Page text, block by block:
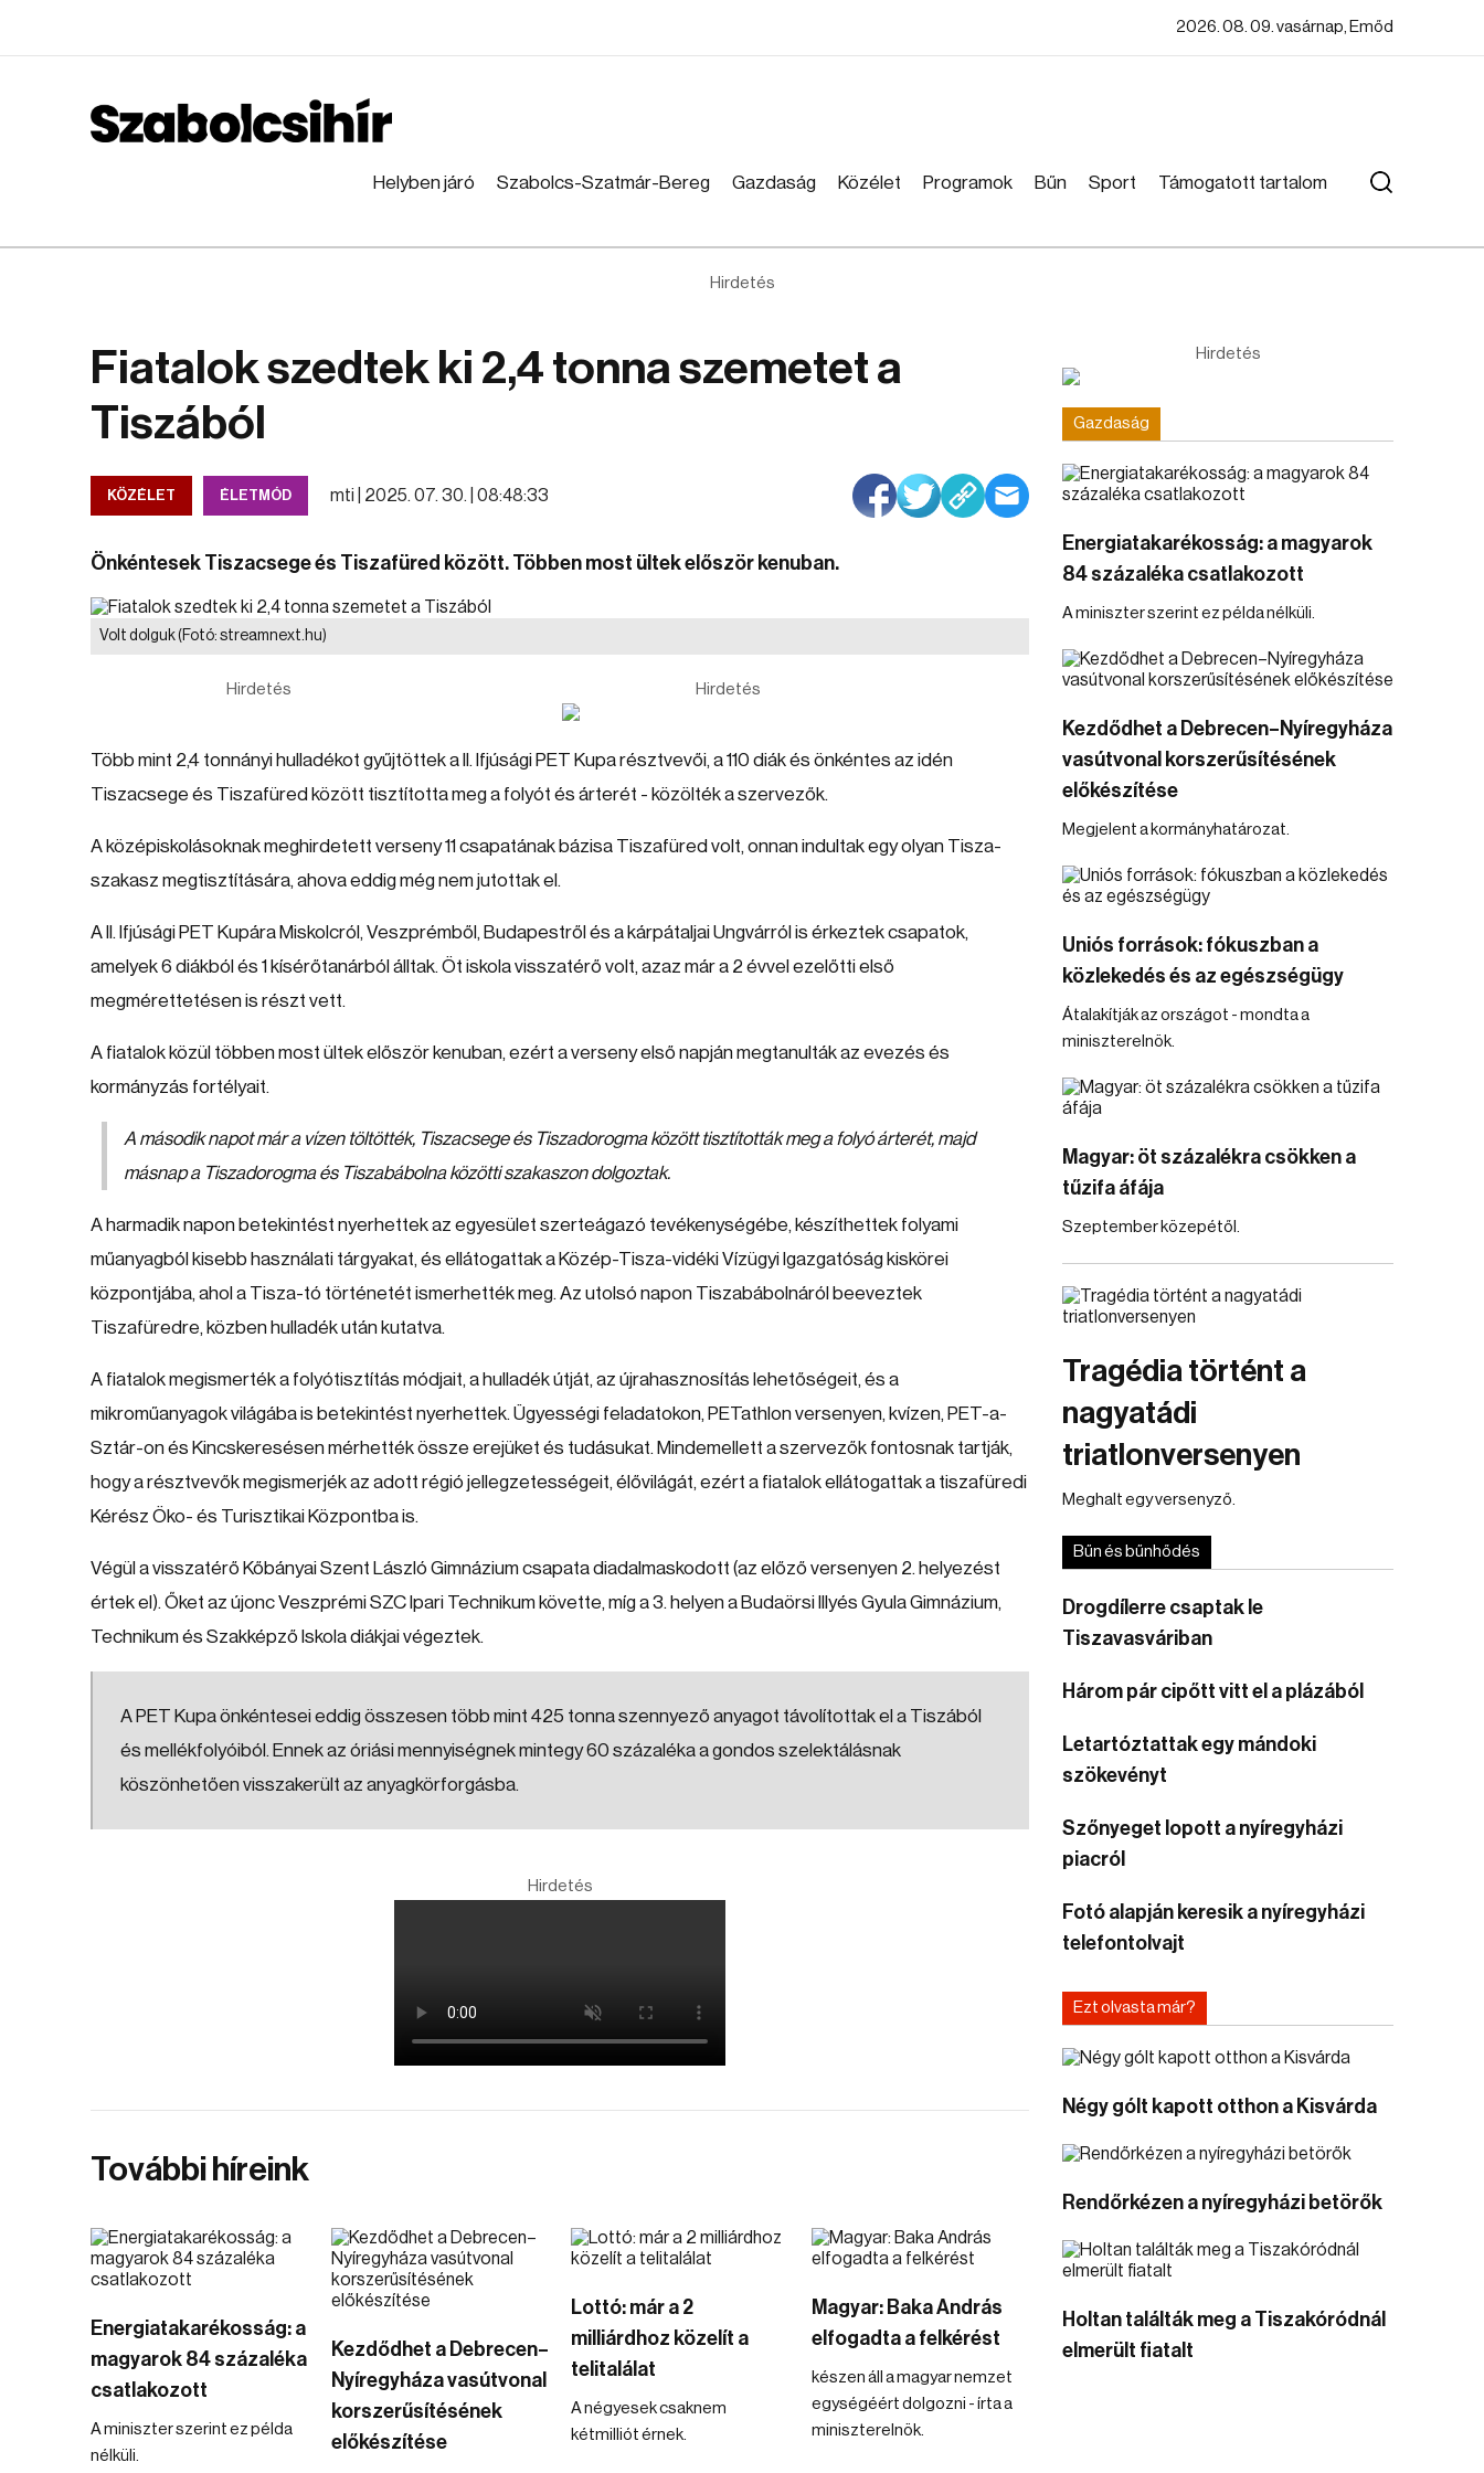
2026. 08. 09. vasárnap, Emőd
Helyben járó Szabolcs-Szatmár-Bereg Gazdaság Közélet Programok Bűn Sport Támogatott tartalom
Hirdetés
Fiatalok szedtek ki 2,4 tonna szemetet a
Tiszából
KÖZÉLET ÉLETMÓD mti | 2025. 07. 30. | 08:48:33
Önkéntesek Tiszacsege és Tiszafüred között. Többen most ültek először kenuban.
Volt dolguk(Fotó: streamnext.hu)
Hirdetés Hirdetés
Több mint 2,4 tonnányi hulladékot gyűjtöttek a II. Ifjúsági PET Kupa résztvevői, a 110 diák és önkéntes az idén
Tiszacsege és Tiszafüred között tisztította meg a folyót és árterét - közölték a szervezők.
A középiskolásoknak meghirdetett verseny 11 csapatának bázisa Tiszafüred volt, onnan indultak egy olyan Tisza-
szakasz megtisztítására, ahova eddig még nem jutottak el.
A II. Ifjúsági PET Kupára Miskolcról, Veszprémből, Budapestről és a kárpátaljai Ungvárról is érkeztek csapatok,
amelyek 6 diákból és 1 kísérőtanárból álltak. Öt iskola visszatérő volt, azaz már a 2 évvel ezelőtti első
megmérettetésen is részt vett.
A fiatalok közül többen most ültek először kenuban, ezért a verseny első napján megtanulták az evezés és
kormányzás fortélyait.
A második napot már a vízen töltötték, Tiszacsege és Tiszadorogma között tisztították meg a folyó árterét, majd
másnap a Tiszadorogma és Tiszabábolna közötti szakaszon dolgoztak.
A harmadik napon betekintést nyerhettek az egyesület szerteágazó tevékenységébe, készíthettek folyami
műanyagból kisebb használati tárgyakat, és ellátogattak a Közép-Tisza-vidéki Vízügyi Igazgatóság kiskörei
központjába, ahol a Tisza-tó történetét ismerhették meg. Az utolsó napon Tiszabábolnáról beeveztek
Tiszafüredre, közben hulladék után kutatva.
A fiatalok megismerték a folyótisztítás módjait, a hulladék útját, az újrahasznosítás lehetőségeit, és a
mikroműanyagok világába is betekintést nyerhettek. Ügyességi feladatokon, PETathlon versenyen, kvízen, PET-a-
Sztár-on és Kincskeresésen mérhették össze erejüket és tudásukat. Mindemellett a szervezők fontosnak tartják,
hogy a résztvevők megismerjék az adott régió jellegzetességeit, élővilágát, ezért a fiatalok ellátogattak a tiszafüredi
Kérész Öko- és Turisztikai Központba is.
Végül a visszatérő Kőbányai Szent László Gimnázium csapata diadalmaskodott (az előző versenyen 2. helyezést
értek el). Őket az újonc Veszprémi SZC Ipari Technikum követte, míg a 3. helyen a Budaörsi Illyés Gyula Gimnázium,
Technikum és Szakképző Iskola diákjai végeztek.
A PET Kupa önkéntesei eddig összesen több mint 425 tonna szennyező anyagot távolítottak el a Tiszából
és mellékfolyóiból. Ennek az óriási mennyiségnek mintegy 60 százaléka a gondos szelektálásnak
köszönhetően visszakerült az anyagkörforgásba.
Hirdetés
További híreink
Energiatakarékosság: a
magyarok 84 százaléka
csatlakozott
A miniszter szerint ez példa
nélküli.
Kezdődhet a Debrecen–
Nyíregyháza vasútvonal
korszerűsítésének
előkészítése
Lottó: már a 2
milliárdhoz közelít a
telitalálat
A négyesek csaknem
kétmilliót érnek.
Magyar: Baka András
elfogadta a felkérést
készen áll a magyar nemzet
egységéért dolgozni - írta a
miniszterelnök.
Hirdetés
Gazdaság
Energiatakarékosság: a magyarok
84 százaléka csatlakozott
A miniszter szerint ez példa nélküli.
Kezdődhet a Debrecen–Nyíregyháza
vasútvonal korszerűsítésének
előkészítése
Megjelent a kormányhatározat.
Uniós források: fókuszban a
közlekedés és az egészségügy
Átalakítják az országot - mondta a
miniszterelnök.
Magyar: öt százalékra csökken a
tűzifa áfája
Szeptember közepétől.
Tragédia történt a
nagyatádi
triatlonversenyen
Meghalt egy versenyző.
Bűn és bűnhődés
Drogdílerre csaptak le
Tiszavasváriban
Három pár cipőtt vitt el a plázából
Letartóztattak egy mándoki
szökevényt
Szőnyeget lopott a nyíregyházi
piacról
Fotó alapján keresik a nyíregyházi
telefontolvajt
Ezt olvasta már?
Négy gólt kapott otthon a Kisvárda
Rendőrkézen a nyíregyházi betörők
Holtan találták meg a Tiszakóródnál
elmerült fiatalt